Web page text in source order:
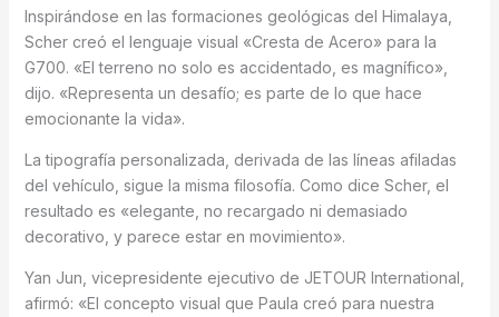
Inspirándose en las formaciones geológicas del Himalaya,
Scher creó el lenguaje visual «Cresta de Acero» para la
G700. «El terreno no solo es accidentado, es magnífico»,
dijo. «Representa un desafío; es parte de lo que hace
emocionante la vida».
La tipografía personalizada, derivada de las líneas afiladas
del vehículo, sigue la misma filosofía. Como dice Scher, el
resultado es «elegante, no recargado ni demasiado
decorativo, y parece estar en movimiento».
Yan Jun, vicepresidente ejecutivo de JETOUR International,
afirmó: «El concepto visual que Paula creó para nuestra